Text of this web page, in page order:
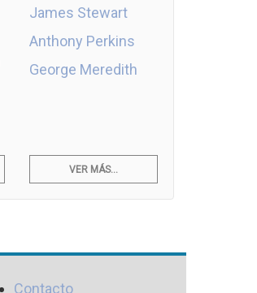
James Stewart
Anthony Perkins
George Meredith
VER MÁS...
Contacto